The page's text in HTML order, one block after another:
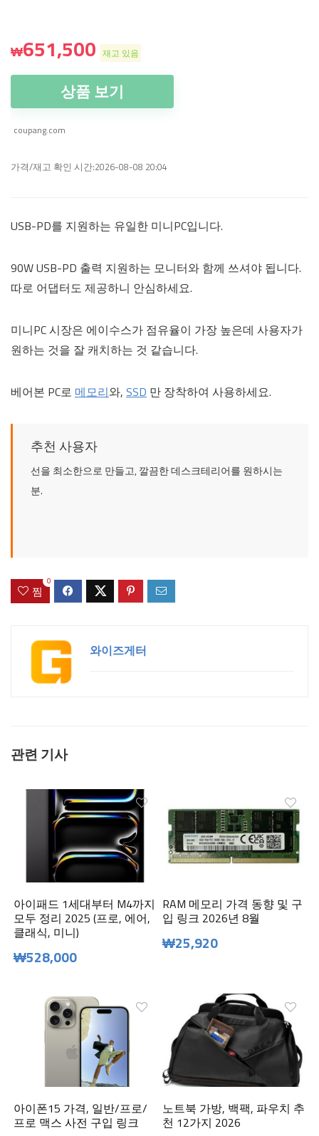
₩651,500 재고 있음
상품 보기
coupang.com
가격/재고 확인 시간:2026-08-08 20:04
USB-PD를 지원하는 유일한 미니PC입니다.
90W USB-PD 출력 지원하는 모니터와 함께 쓰셔야 됩니다.
따로 어댑터도 제공하니 안심하세요.
미니PC 시장은 에이수스가 점유율이 가장 높은데 사용자가
원하는 것을 잘 캐치하는 것 같습니다.
베어본 PC로 메모리와, SSD 만 장착하여 사용하세요.
추천 사용자
선을 최소한으로 만들고, 깔끔한 데스크테리어를 원하시는
분.
찜
0
와이즈게터
관련 기사
아이패드 1세대부터 M4까지
모두 정리 2025 (프로, 에어,
클래식, 미니)
₩528,000
RAM 메모리 가격 동향 및 구
입 링크 2026년 8월
₩25,920
아이폰15 가격, 일반/프로/
프로 맥스 사전 구입 링크
노트북 가방, 백팩, 파우치 추
천 12가지 2026